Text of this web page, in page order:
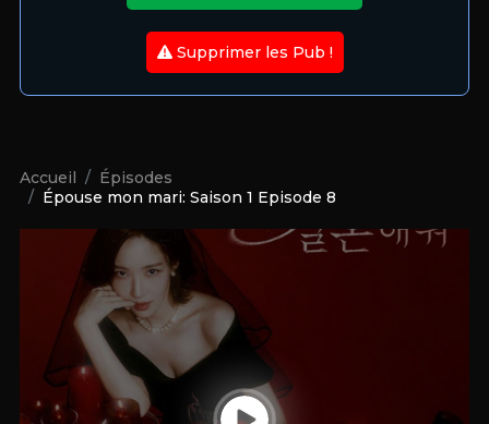
Supprimer les Pub !
Accueil
Épisodes
Épouse mon mari: Saison 1 Episode 8